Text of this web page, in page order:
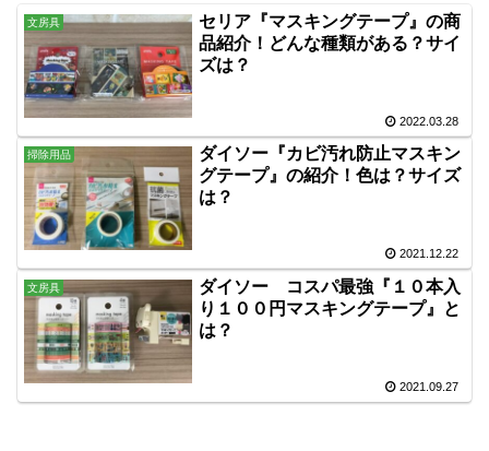
文房具
セリア『マスキングテープ』の商
品紹介！どんな種類がある？サイ
ズは？
2022.03.28
掃除用品
ダイソー『カビ汚れ防止マスキン
グテープ』の紹介！色は？サイズ
は？
2021.12.22
文房具
ダイソー コスパ最強『１０本入
り１００円マスキングテープ』と
は？
2021.09.27